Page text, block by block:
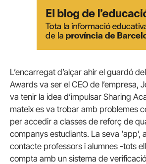
L’encarregat d’alçar ahir el guardó
Awards va ser el CEO de l’empresa,
va tenir la idea d’impulsar Sharing
mateix es va trobar amb problemes
per accedir a classes de reforç de
companys estudiants. La seva ‘app’,
contacte professors i alumnes -tots
compta amb un sistema de